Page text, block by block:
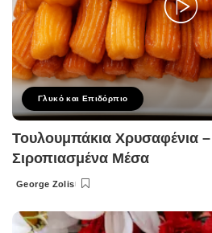
Γλυκό και Επιδόρπιο
Τουλουμπάκια Χρυσαφένια
Σιροπιασμένα Μέσα
Posted
George Zolis